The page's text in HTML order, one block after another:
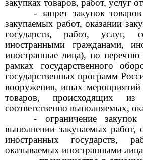
закупках товаров, работ, услуг
- запрет закупок
закупаемых работ, оказании
государств, работ, услуг,
иностранными гражданами,
иностранные лица), по
рамках государственного
государственных программ
вооружения, иных мероприятий
товаров, происходящих из
соответственно выполняемых,
- ограничение
выполнении закупаемых работ,
иностранных государств,
оказываемых иностранными